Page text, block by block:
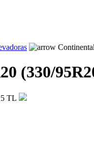
(330/